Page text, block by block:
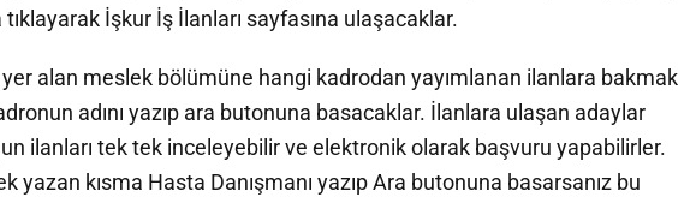
İşkur İş İlanları sayfasına ulaşacaklar.
alan meslek bölümüne hangi kadrodan yayımlanan ilanlara bakmak
adını yazıp ara butonuna basacaklar. İlanlara ulaşan adaylar
ilanları tek tek inceleyebilir ve elektronik olarak başvuru yapabilirler.
yazan kısma Hasta Danışmanı yazıp Ara butonuna basarsanız bu